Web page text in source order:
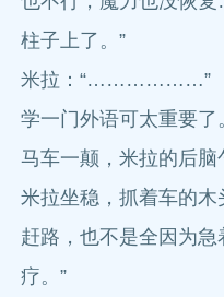
柱子上了。”
米拉：“………………”
学一门外语可太重要了
马车一颠，米拉的后脑
米拉坐稳，抓着车的木
赶路，也不是全因为
疗。”